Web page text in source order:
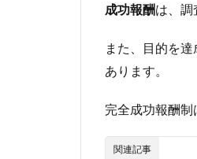
を知
い
2.5
が嘘
くよ
成功報酬は、 調
また、目的を
あります。
完全成功報酬制
関連記事